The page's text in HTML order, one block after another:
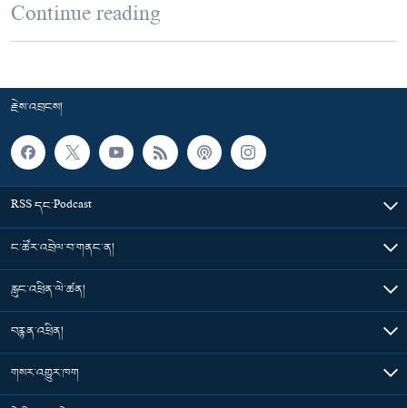
Continue reading
རྗེས་འབྲངས།
RSS དང་Podcast
ང་ཚོར་འབྲེལ་བ་གནང་ན།
རླུང་འཕྲིན་ལེ་ཚན།
བརྙན་འཕྲིན།
གསར་འགྱུར་ཁག